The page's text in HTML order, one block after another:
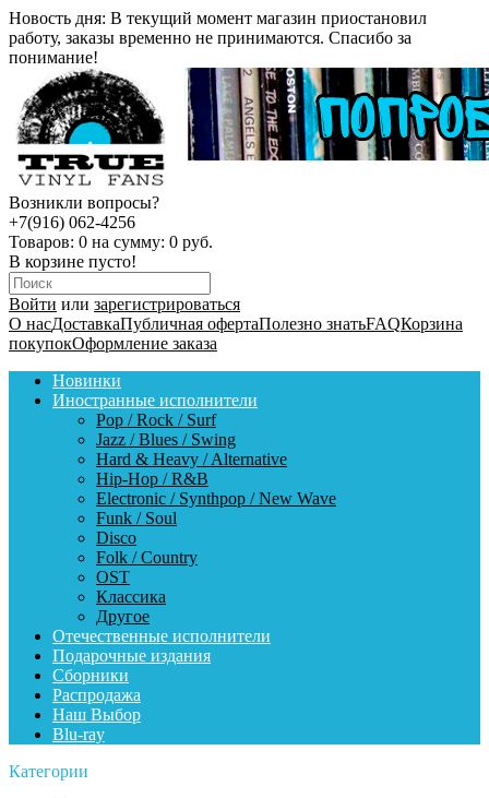
Новость дня: В текущий момент магазин приостановил
работу, заказы временно не принимаются. Спасибо за
понимание!
Возникли вопросы?
+7(916) 062-4256
Товаров: 0 на сумму: 0 руб.
В корзине пусто!
Войти или зарегистрироваться
О насДоставкаПубличная офертаПолезно знатьFAQКорзина
покупокОформление заказа
Новинки
Иностранные исполнители
Pop / Rock / Surf
Jazz / Blues / Swing
Hard & Heavy / Alternative
Hip-Hop / R&B
Electronic / Synthpop / New Wave
Funk / Soul
Disco
Folk / Country
OST
Классика
Другое
Отечественные исполнители
Подарочные издания
Сборники
Распродажа
Наш Выбор
Blu-ray
Категории